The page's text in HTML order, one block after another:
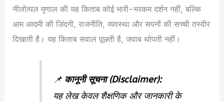
नीलोत्पल मृणाल की यह किताब कोई भारी-भरकम दर्शन नहीं, बल्कि
आम आदमी की ज़िंदगी, राजनीति, व्यवस्था और सपनों की सच्ची तस्वीर
दिखाती है। यह किताब सवाल पूछती है, जवाब थोपती नहीं।
📌 कानूनी सूचना (Disclaimer):
यह लेख केवल शैक्षणिक और जानकारी के